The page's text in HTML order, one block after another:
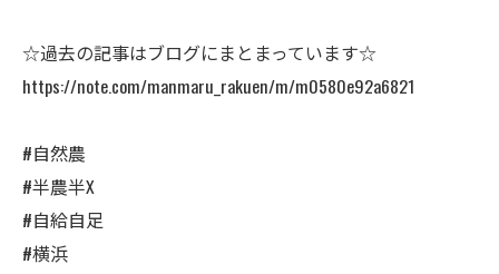
☆過去の記事はブログにまとまっています☆
https://note.com/manmaru_rakuen/m/m0580e92a6821
#自然農
#半農半X
#自給自足
#横浜